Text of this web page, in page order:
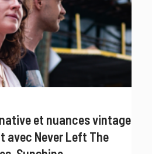
et nuances vintage
avec Never Left The